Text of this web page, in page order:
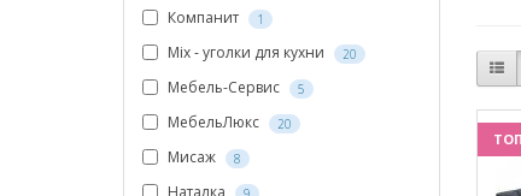
Компанит 1
Мix - уголки для кухни 20
Мебель-Сервис 5
МебельЛюкс 20
Мисаж 8